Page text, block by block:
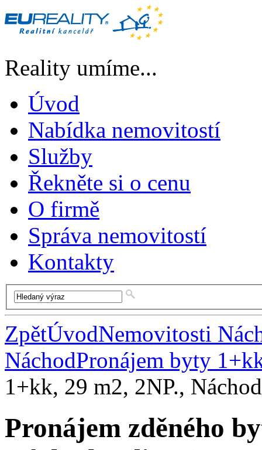
Reality umíme...
Úvod
Nabídka nemovitostí
Služby
Řekněte si o cenu
O firmě
Správa nemovitostí
Kontakty
ZpětÚvodNemovitosti
NáchodPronájem byty
1+kk, 29 m2, 2NP.,
Pronájem zděného